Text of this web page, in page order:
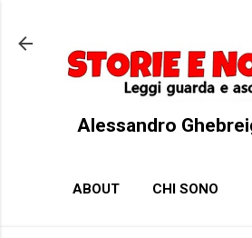
Alessandro
ABOUT CHI SONO